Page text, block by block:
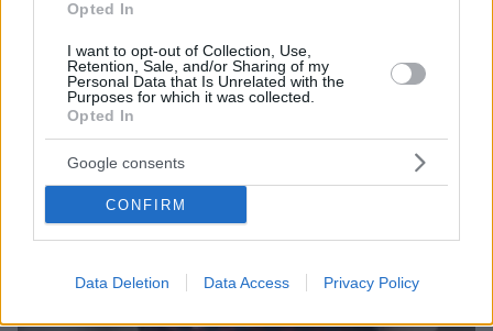
Opted In
I want to opt-out of Collection, Use,
Retention, Sale, and/or Sharing of my
Personal Data that Is Unrelated with the
Purposes for which it was collected.
Opted In
Google consents
CONFIRM
Data Deletion Data Access Privacy Policy